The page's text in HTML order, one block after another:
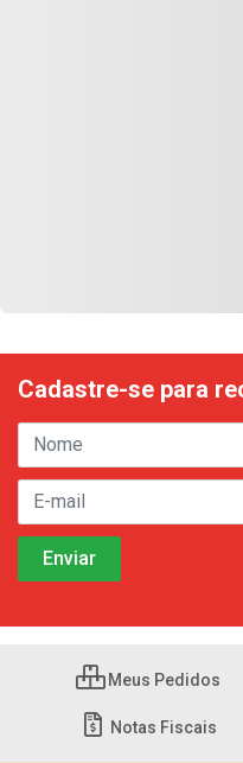
Cadastre-se para
Meus Pedidos
Notas Fiscais